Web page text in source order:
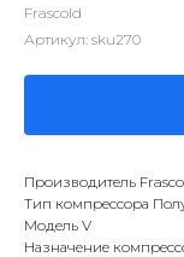
Frascold
Артикул: sku270
Производитель
Тип компрессора
Модель V
Назначение